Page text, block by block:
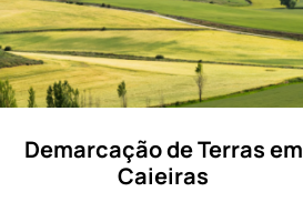
Demarcação de Terras em
Caieiras